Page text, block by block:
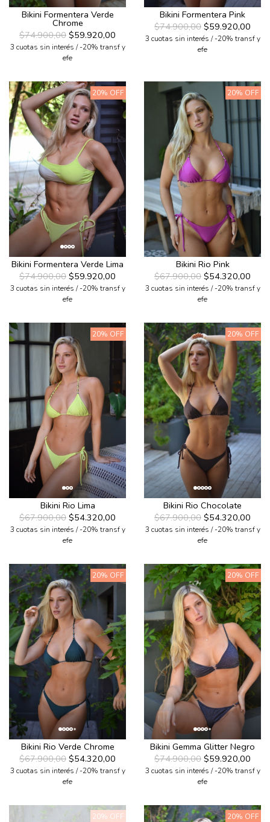
Bikini Formentera Verde
Chrome
$74.900,00 $59.920,00
3 cuotas sin interés / -20% transf y
efe
Bikini Formentera Pink
$74.900,00 $59.920,00
3 cuotas sin interés / -20% transf y
efe
20% OFF
Bikini Formentera Verde Lima
$74.900,00 $59.920,00
3 cuotas sin interés / -20% transf y
efe
20% OFF
Bikini Rio Pink
$67.900,00 $54.320,00
3 cuotas sin interés / -20% transf y
efe
20% OFF
Bikini Rio Lima
$67.900,00 $54.320,00
3 cuotas sin interés / -20% transf y
efe
20% OFF
Bikini Rio Chocolate
$67.900,00 $54.320,00
3 cuotas sin interés / -20% transf y
efe
20% OFF
Bikini Rio Verde Chrome
$67.900,00 $54.320,00
3 cuotas sin interés / -20% transf y
efe
20% OFF
Bikini Gemma Glitter Negro
$74.900,00 $59.920,00
3 cuotas sin interés / -20% transf y
efe
20% OFF 20% OFF